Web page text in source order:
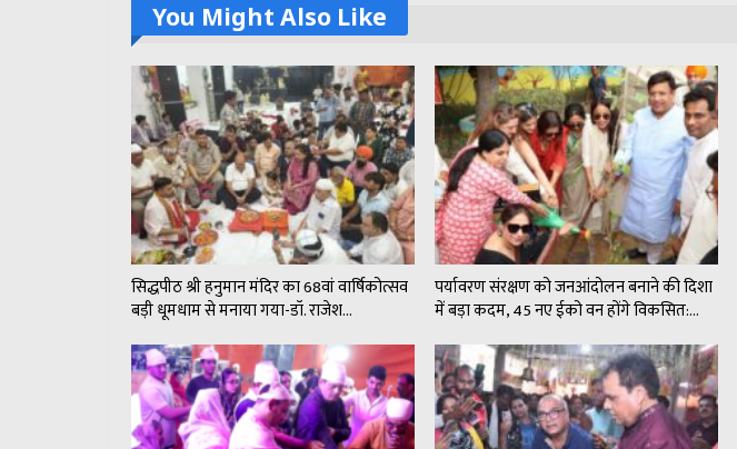
You Might Also Like
सिद्धपीठ श्री हनुमान मंदिर का 68वां वार्षिकोत्सव
बड़ी धूमधाम से मनाया गया-डॉ. राजेश…
पर्यावरण संरक्षण को जनआंदोलन बनाने की दिशा
में बड़ा कदम, 45 नए ईको वन होंगे विकसित:…